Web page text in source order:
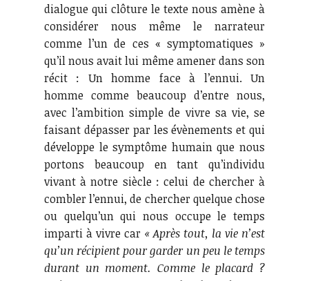
dialogue qui clôture le texte nous amène à
considérer nous même le narrateur
comme l’un de ces « symptomatiques »
qu’il nous avait lui même amener dans son
récit : Un homme face à l’ennui. Un
homme comme beaucoup d’entre nous,
avec l’ambition simple de vivre sa vie, se
faisant dépasser par les évènements et qui
développe le symptôme humain que nous
portons beaucoup en tant qu’individu
vivant à notre siècle : celui de chercher à
combler l’ennui, de chercher quelque chose
ou quelqu’un qui nous occupe le temps
imparti à vivre car « Après tout, la vie n’est
qu’un récipient pour garder un peu le temps
durant un moment. Comme le placard ?